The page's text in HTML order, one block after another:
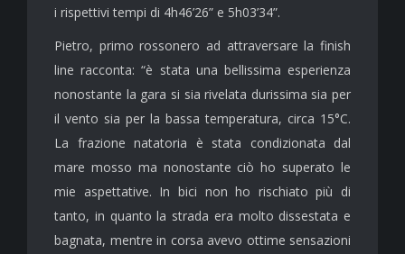
i rispettivi tempi di 4h46’26” e 5h03’34”.
Pietro, primo rossonero ad attraversare la finish
line racconta: “è stata una bellissima esperienza
nonostante la gara si sia rivelata durissima sia per
il vento sia per la bassa temperatura, circa 15°C.
La frazione natatoria è stata condizionata dal
mare mosso ma nonostante ciò ho superato le
mie aspettative. In bici non ho rischiato più di
tanto, in quanto la strada era molto dissestata e
bagnata, mentre in corsa avevo ottime sensazioni